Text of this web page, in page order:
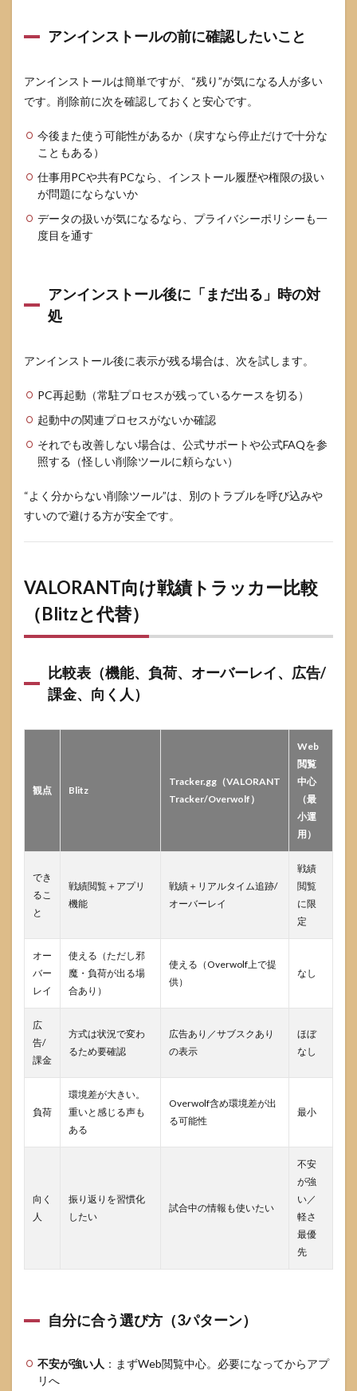
アンインストールの前に確認したいこと
アンインストールは簡単ですが、“残り”が気になる人が多い
です。削除前に次を確認しておくと安心です。
今後また使う可能性があるか（戻すなら停止だけで十分な
こともある）
仕事用PCや共有PCなら、インストール履歴や権限の扱い
が問題にならないか
データの扱いが気になるなら、プライバシーポリシーも一
度目を通す
アンインストール後に「まだ出る」時の対
処
アンインストール後に表示が残る場合は、次を試します。
PC再起動（常駐プロセスが残っているケースを切る）
起動中の関連プロセスがないか確認
それでも改善しない場合は、公式サポートや公式FAQを参
照する（怪しい削除ツールに頼らない）
“よく分からない削除ツール”は、別のトラブルを呼び込みや
すいので避ける方が安全です。
VALORANT向け戦績トラッカー比較
（Blitzと代替）
比較表（機能、負荷、オーバーレイ、広告/
課金、向く人）
観点 Blitz
Tracker.gg（VALORANT
Tracker/Overwolf）
Web
閲覧
中心
（最
小運
用）
でき
るこ
と
戦績閲覧＋アプリ
機能
戦績＋リアルタイム追跡/
オーバーレイ
戦績
閲覧
に限
定
オー
バー
レイ
使える（ただし邪
魔・負荷が出る場
合あり）
使える（Overwolf上で提
供）
なし
広
告/
課金
方式は状況で変わ
るため要確認
広告あり／サブスクあり
の表示
ほぼ
なし
負荷
環境差が大きい。
重いと感じる声も
ある
Overwolf含め環境差が出
る可能性
最小
向く
人
振り返りを習慣化
したい
試合中の情報も使いたい
不安
が強
い／
軽さ
最優
先
自分に合う選び方（3パターン）
不安が強い人 ：まずWeb閲覧中心。必要になってからアプ
リへ